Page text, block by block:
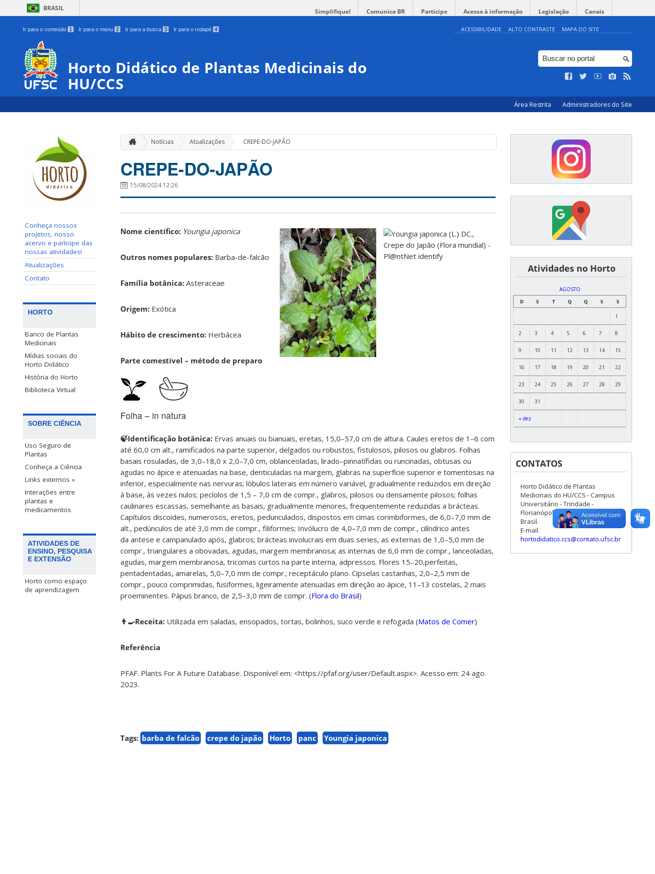
BRASIL Simplifique! Comunica BR Participe Acesso à informação Legislação Canais
Ir para o conteúdo 1 Ir para o menu 2 Ir para a busca 3 Ir para o rodapé 4 ACESSIBILIDADE ALTO CONTRASTE MAPA DO SITE
Horto Didático de Plantas Medicinais do
HU/CCS
Área Restrita Administradores do Site
Conheça nossos
projetos, nosso
acervo e participe das
nossas atividades!
Atualizações
Contato
HORTO
Banco de Plantas
Medicinais
Mídias sociais do
Horto Didático
História do Horto
Biblioteca Virtual
SOBRE CIÊNCIA
Uso Seguro de
Plantas
Conheça a Ciência
Links externos »
Interações entre
plantas e
medicamentos
ATIVIDADES DE
ENSINO, PESQUISA
E EXTENSÃO
Horto como espaço
de aprendizagem
Notícias Atualizações » CREPE-DO-JAPÃO
CREPE-DO-JAPÃO
15/08/2024 12:26
Nome científico: Youngia japonica
Outros nomes populares: Barba-de-falcão
Família botânica: Asteraceae
Origem: Exótica
Hábito de crescimento: Herbácea
Parte comestível – método de preparo
Folha – in natura
🍃Identificação botânica: Ervas anuais ou bianuais, eretas, 15,0–57,0 cm de altura. Caules eretos de 1–6 com
até 60,0 cm alt., ramificados na parte superior, delgados ou robustos, fistulosos, pilosos ou glabros. Folhas
basais rosuladas, de 3,0–18,0 x 2,0–7,0 cm, oblanceoladas, lirado–pinnatífidas ou runcinadas, obtusas ou
agudas no ápice e atenuadas na base, denticuladas na margem, glabras na superfície superior e tomentosas na
inferior, especialmente nas nervuras; lóbulos laterais em número variável, gradualmente reduzidos em direção
à base, às vezes nulos; pecíolos de 1,5 – 7,0 cm de compr., glabros, pilosos ou densamente pilosos; folhas
caulinares escassas, semelhante as basais, gradualmente menores, frequentemente reduzidas a brácteas.
Capítulos discoides, numerosos, eretos, pedunculados, dispostos em cimas corimbiformes, de 6,0–7,0 mm de
alt., pedúnculos de até 3,0 mm de compr., filiformes; Invólucro de 4,0–7,0 mm de compr., cilíndrico antes
da antese e campanulado após, glabros; brácteas involucrais em duas series, as externas de 1,0–5,0 mm de
compr., triangulares a obovadas, agudas, margem membranosa; as internas de 6,0 mm de compr., lanceoladas,
agudas, margem membranosa, tricomas curtos na parte interna, adpressos. Flores 15–20,perfeitas,
pentadentadas, amarelas, 5,0–7,0 mm de compr.; receptáculo plano. Cipselas castanhas, 2,0–2,5 mm de
compr., pouco comprimidas, fusiformes, ligeiramente atenuadas em direção ao ápice, 11–13 costelas, 2 mais
proeminentes. Pápus branco, de 2,5–3,0 mm de compr. (Flora do Brasil)
👨‍🍳Receita: Utilizada em saladas, ensopados, tortas, bolinhos, suco verde e refogada (Matos de Comer)
Referência
PFAF. Plants For A Future Database. Disponível em: <https://pfaf.org/user/Default.aspx>. Acesso em: 24 ago.
2023.
Tags: barba de falcão crepe do japão Horto panc Youngia japonica
͏ ͏ ͏ ͏ ͏ ͏Atividades no Horto
AGOSTO
D
S T Q Q S S
« dez
1
2 3 4 5 6 7 8
9 10 11 12 13 14 15
16 17 18 19 20 21 22
23 24 25 26 27 28 29
30 31
CONTATOS
Horto Didático de Plantas
Medicinais do HU/CCS - Campus
Universitário - Trindade -
Florianópolis - Santa Catarina -
Brasil.
E-mail:
hortodidatico.ccs@contato.ufsc.br